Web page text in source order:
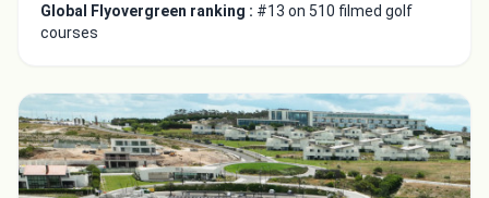
Global Flyovergreen ranking : #13 on 510 filmed golf
courses